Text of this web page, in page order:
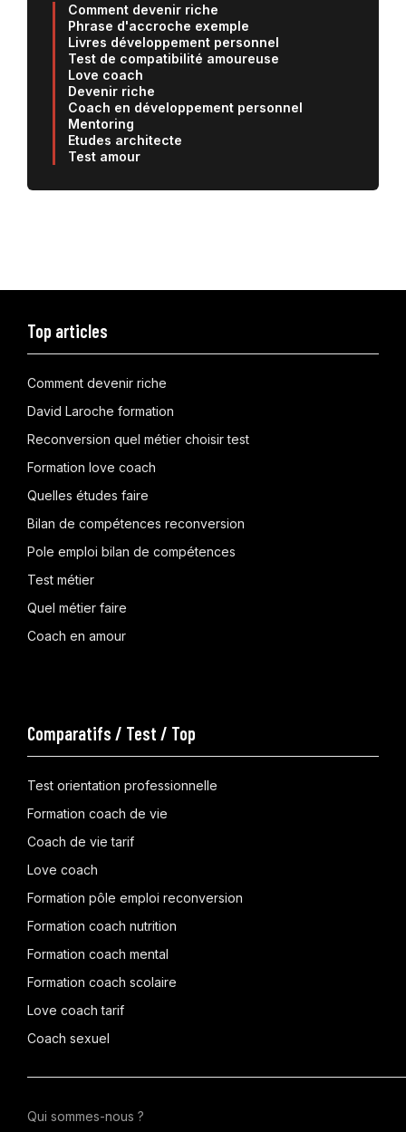
Comment devenir riche
Phrase d'accroche exemple
Livres développement personnel
Test de compatibilité amoureuse
Love coach
Devenir riche
Coach en développement personnel
Mentoring
Etudes architecte
Test amour
Top articles
Comment devenir riche
David Laroche formation
Reconversion quel métier choisir test
Formation love coach
Quelles études faire
Bilan de compétences reconversion
Pole emploi bilan de compétences
Test métier
Quel métier faire
Coach en amour
Comparatifs / Test / Top
Test orientation professionnelle
Formation coach de vie
Coach de vie tarif
Love coach
Formation pôle emploi reconversion
Formation coach nutrition
Formation coach mental
Formation coach scolaire
Love coach tarif
Coach sexuel
Qui sommes-nous ?